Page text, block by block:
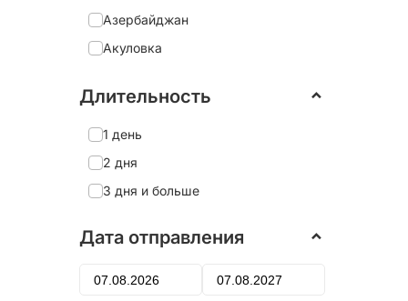
Азербайджан
Акуловка
Александро-Невская Лавра
Александров
Александровский дворец
Алеховщина
Алтай
Алушта
Длительность
1 день
2 дня
3 дня и больше
Дата отправления